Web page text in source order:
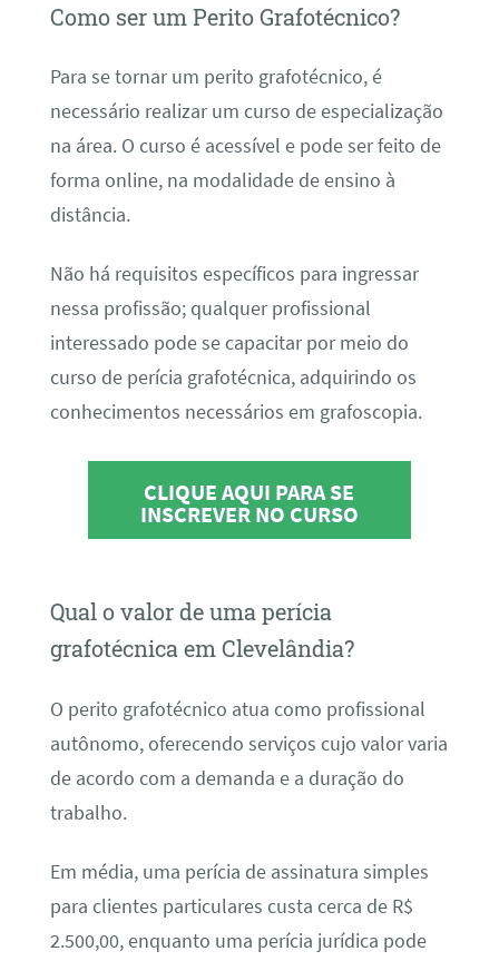
Como ser um Perito Grafotécnico?
Para se tornar um perito grafotécnico, é
necessário realizar um curso de especialização
na área. O curso é acessível e pode ser feito de
forma online, na modalidade de ensino à
distância.
Não há requisitos específicos para ingressar
nessa profissão; qualquer profissional
interessado pode se capacitar por meio do
curso de perícia grafotécnica, adquirindo os
conhecimentos necessários em grafoscopia.
CLIQUE AQUI PARA SE
INSCREVER NO CURSO
Qual o valor de uma perícia
grafotécnica em Clevelândia?
O perito grafotécnico atua como profissional
autônomo, oferecendo serviços cujo valor varia
de acordo com a demanda e a duração do
trabalho.
Em média, uma perícia de assinatura simples
para clientes particulares custa cerca de R$
2.500,00, enquanto uma perícia jurídica pode